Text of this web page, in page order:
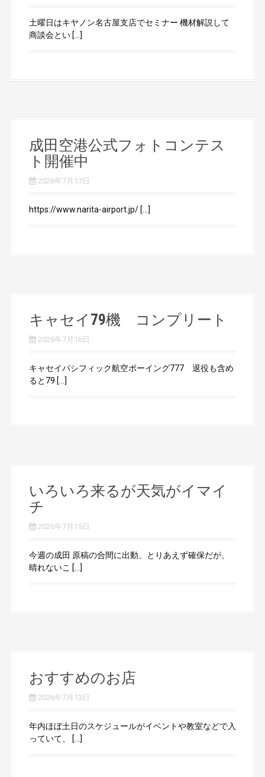
土曜日はキヤノン名古屋支店でセミナー 機材解説して
商談会とい […]
成田空港公式フォトコンテス
ト開催中
2026年7月17日
https://www.narita-airport.jp/ […]
キャセイ79機 コンプリート
2026年7月16日
キャセイパシフィック航空ボーイング777 退役も含め
ると79 […]
いろいろ来るが天気がイマイ
チ
2026年7月15日
今週の成田 原稿の合間に出動、とりあえず確保だが、
晴れないこ […]
おすすめのお店
2026年7月13日
年内ほぼ土日のスケジュールがイベントや教室などで入
っていて、 […]